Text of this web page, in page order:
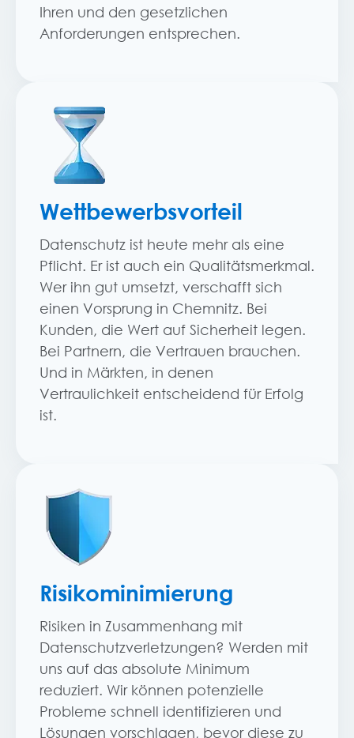
Ihren und den gesetzlichen
Anforderungen entsprechen.
Wettbewerbsvorteil
Datenschutz ist heute mehr als eine
Pflicht. Er ist auch ein Qualitätsmerkmal.
Wer ihn gut umsetzt, verschafft sich
einen Vorsprung in Chemnitz. Bei
Kunden, die Wert auf Sicherheit legen.
Bei Partnern, die Vertrauen brauchen.
Und in Märkten, in denen
Vertraulichkeit entscheidend für Erfolg
ist.
Risikominimierung
Risiken in Zusammenhang mit
Datenschutzverletzungen? Werden mit
uns auf das absolute Minimum
reduziert. Wir können potenzielle
Probleme schnell identifizieren und
Lösungen vorschlagen, bevor diese zu